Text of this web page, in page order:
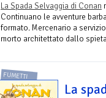
La Spada Selvaggia di Conan
Continuano le avventure
formato. Mercenario a
morto architettato dallo
FUMETTI
La